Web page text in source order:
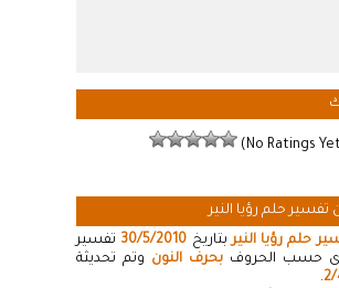
(No Ratings
حلم رؤيا النير
حلم رؤيا النيربتاريخ 30/5/2010 تفسير
حسب الحروف بحرف النون وتم تحديثة
2/
.